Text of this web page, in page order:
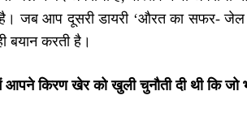
जब आप दूसरी डायरी ‘औरत का सफर-
बयान करती है।
किरण खेर को खुली चुनौती दी थी कि जो